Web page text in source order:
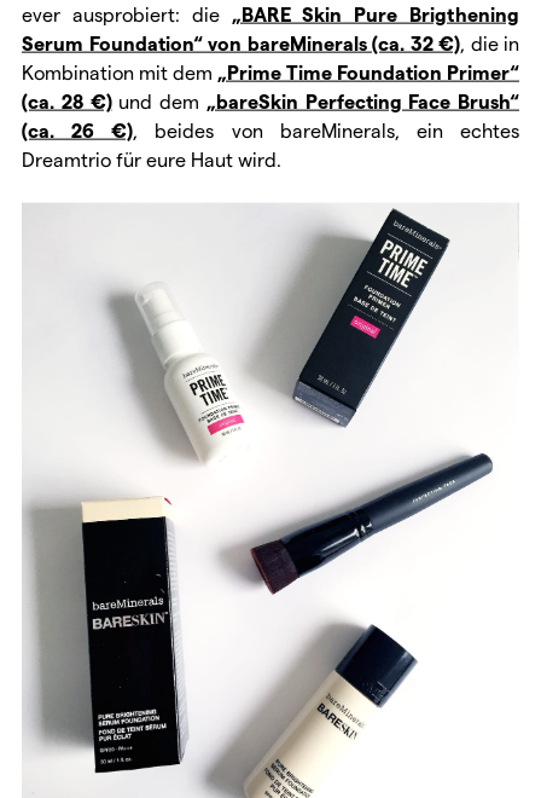
ever ausprobiert: die „BARE Skin Pure Brigthening
Serum Foundation“ von bareMinerals (ca. 32 €) , die in
Kombination mit dem „Prime Time Foundation Primer“
(ca. 28 €)und dem „bareSkin Perfecting Face Brush“
(ca. 26 €) , beides von bareMinerals, ein echtes
Dreamtrio für eure Haut wird.